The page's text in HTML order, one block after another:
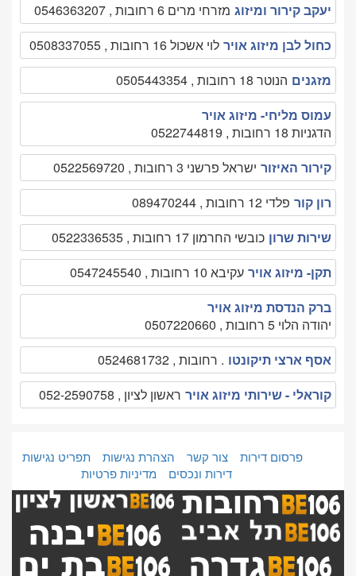
יעקב קירור ומיזוג מזרחי מרים 6 רחובות , 0546363207
כחול לבן מיזוג אויר לוי אשכול 16 רחובות , 0508337055
מזגנים הנוטר 18 רחובות , 0505443354
עמוס מליחי- מיזוג אויר
הדגניות 18 רחובות , 0522744819
קירור האיזור ישראל פרשני 3 רחובות , 0522569720
רון קור פלדי 12 רחובות , 089470244
שירות שרון כובשי החרמון 17 רחובות , 0522336535
תקן- מיזוג אויר עקיבא 10 רחובות , 0547245540
ברק הנדסת מיזוג אויר
יהודה הלוי 5 רחובות , 0507220660
אסף ארצי תיקונטו . רחובות , 0524681732
קוראלי - שירותי מיזוג אויר ראשון לציון , 052-2590758
פרסום דירות צור קשר הצהרת נגישות
תפריט נגישות
דירות ונכסים
מדיניות פרטיות